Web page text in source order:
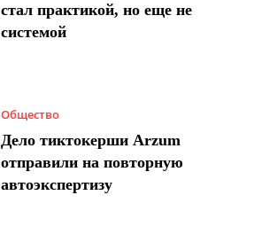
стал практикой, но еще не
системой
Общество
Дело тиктокерши Arzum
отправили на повторную
автоэкспертизу